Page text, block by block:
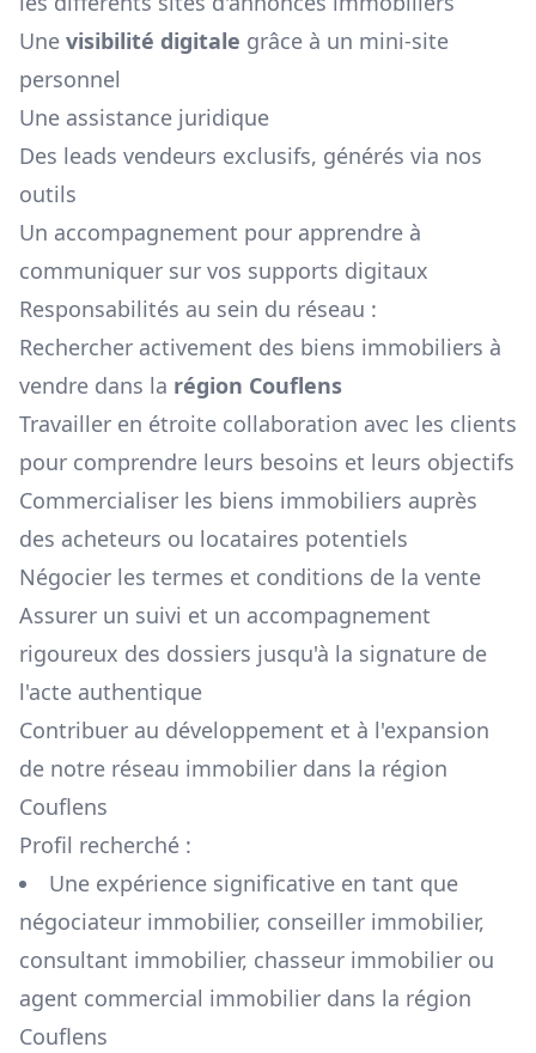
Une visibilité digitale grâce à un mini-site
personnel
Une assistance juridique
Des leads vendeurs exclusifs, générés via nos
outils
Un accompagnement pour apprendre à
communiquer sur vos supports digitaux
Responsabilités au sein du réseau :
Rechercher activement des biens immobiliers à
vendre dans la région Couflens
Travailler en étroite collaboration avec les clients
pour comprendre leurs besoins et leurs objectifs
Commercialiser les biens immobiliers auprès
des acheteurs ou locataires potentiels
Négocier les termes et conditions de la vente
Assurer un suivi et un accompagnement
rigoureux des dossiers jusqu'à la signature de
l'acte authentique
Contribuer au développement et à l'expansion
de notre réseau immobilier dans la région
Couflens
Profil recherché :
Une expérience significative en tant que
négociateur immobilier, conseiller immobilier,
consultant immobilier, chasseur immobilier ou
agent commercial immobilier dans la région
Couflens